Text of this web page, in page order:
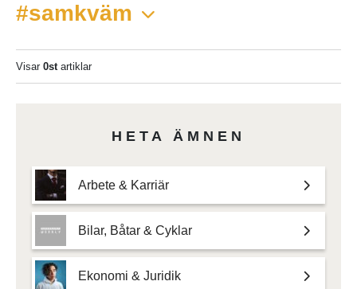
#samkväm
Visar 0startiklar
HETA ÄMNEN
Arbete & Karriär
Bilar, Båtar & Cyklar
Ekonomi & Juridik